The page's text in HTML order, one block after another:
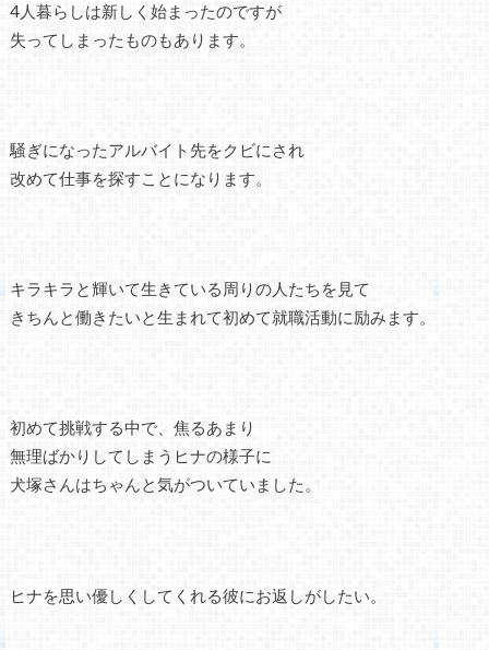
4人暮らしは新しく始まったのですが
失ってしまったものもあります。
騒ぎになったアルバイト先をクビにされ
改めて仕事を探すことになります。
キラキラと輝いて生きている周りの人たちを見て
きちんと働きたいと生まれて初めて就職活動に励みます。
初めて挑戦する中で、焦るあまり
無理ばかりしてしまうヒナの様子に
犬塚さんはちゃんと気がついていました。
ヒナを思い優しくしてくれる彼にお返しがしたい。